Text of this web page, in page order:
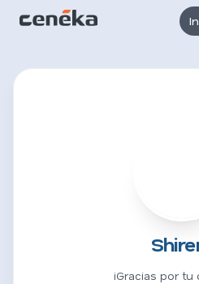
¡Gracias por